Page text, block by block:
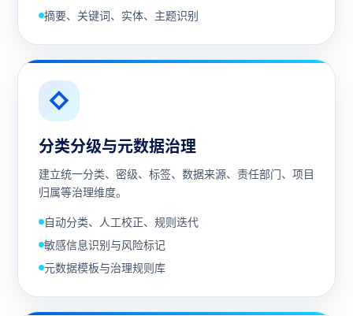
摘要、关键词、实体、主题识别
◇
分类分级与元数据治理
建立统一分类、密级、标签、数据来源、责任部门、项目
归属等治理维度。
自动分类、人工校正、规则迭代
敏感信息识别与风险标记
元数据模板与治理规则库